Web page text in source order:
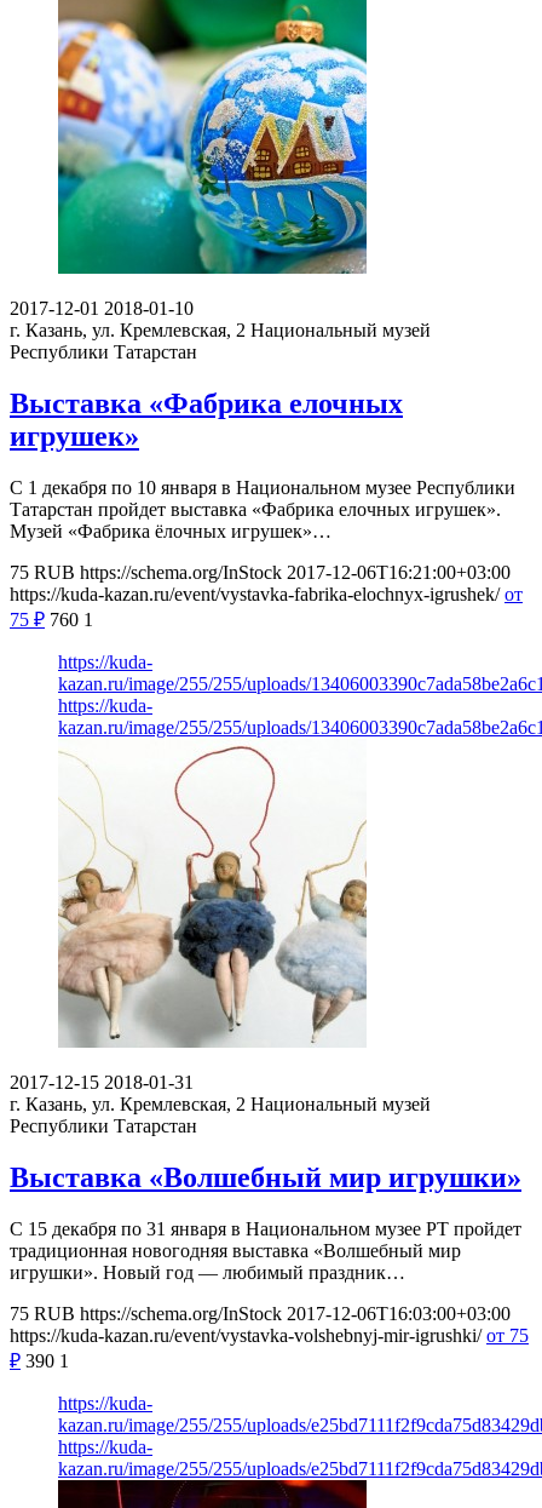
2017-12-01 2018-01-10
г. Казань, ул. Кремлевская, 2 Национальный музей
Республики Татарстан
Выставка «Фабрика елочных
игрушек»
С 1 декабря по 10 января в Национальном музее Республики
Татарстан пройдет выставка «Фабрика елочных игрушек».
Музей «Фабрика ёлочных игрушек»…
75 RUB https://schema.org/InStock 2017-12-06T16:21:00+03:00
https://kuda-kazan.ru/event/vystavka-fabrika-elochnyx-igrushek/ от
75 ₽ 760 1
https://kuda-
kazan.ru/image/255/255/uploads/
https://kuda-
kazan.ru/image/255/255/uploads/
2017-12-15 2018-01-31
г. Казань, ул. Кремлевская, 2 Национальный музей
Республики Татарстан
Выставка «Волшебный мир игрушки»
С 15 декабря по 31 января в Национальном музее РТ пройдет
традиционная новогодняя выставка «Волшебный мир
игрушки». Новый год — любимый праздник…
75 RUB https://schema.org/InStock 2017-12-06T16:03:00+03:00
https://kuda-kazan.ru/event/vystavka-volshebnyj-mir-igrushki/ от 75
₽ 390 1
https://kuda-
kazan.ru/image/255/255/uploads/
https://kuda-
kazan.ru/image/255/255/uploads/